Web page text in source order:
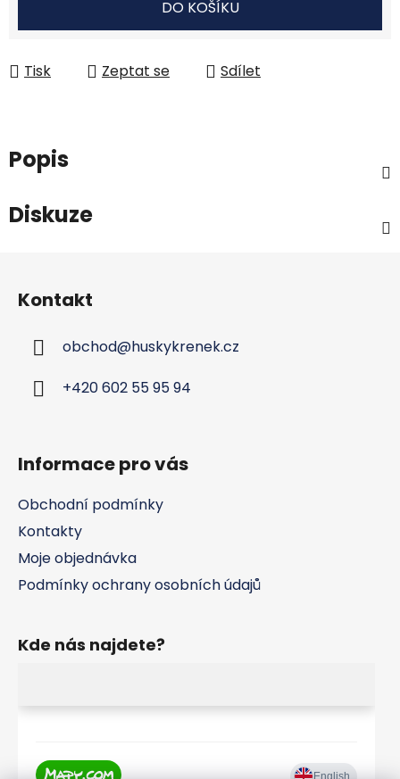
DO KOŠÍKU
Tisk Zeptat se Sdílet
Popis
Diskuze
Kontakt
obchod@huskykrenek.cz
+420 602 55 95 94
Informace pro vás
Obchodní podmínky
Kontakty
Moje objednávka
Podmínky ochrany osobních údajů
Kde nás najdete?